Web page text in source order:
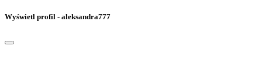
Wyświetl profil - aleksandra777